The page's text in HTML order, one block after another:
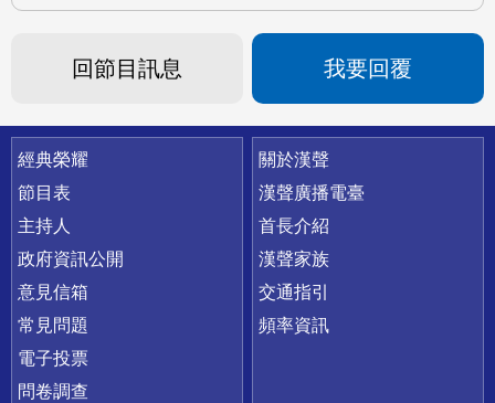
回節目訊息 我要回覆
快速連結
經典榮耀
節目表
主持人
政府資訊公開
意見信箱
常見問題
電子投票
問卷調查
關於漢聲
漢聲廣播電臺
首長介紹
漢聲家族
交通指引
頻率資訊